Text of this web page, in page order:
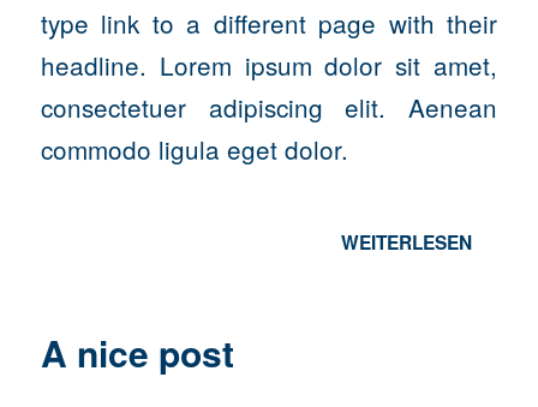
type link to a different page with their
headline. Lorem ipsum dolor sit amet,
consectetuer adipiscing elit. Aenean
commodo ligula eget dolor.
WEITERLESEN
A nice post